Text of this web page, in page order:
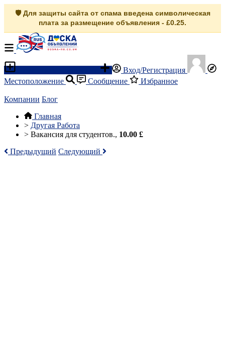
🛡️ Для защиты сайта от спама введена символическая
плата за размещение объявления - £0.25.
Вход/Регистрация
Местоположение
Сообщение Избранное
Компании Блог
Главная
> Другая Работа
> Вакансия для студентов., 10.00 £
Предыдущий Следующий